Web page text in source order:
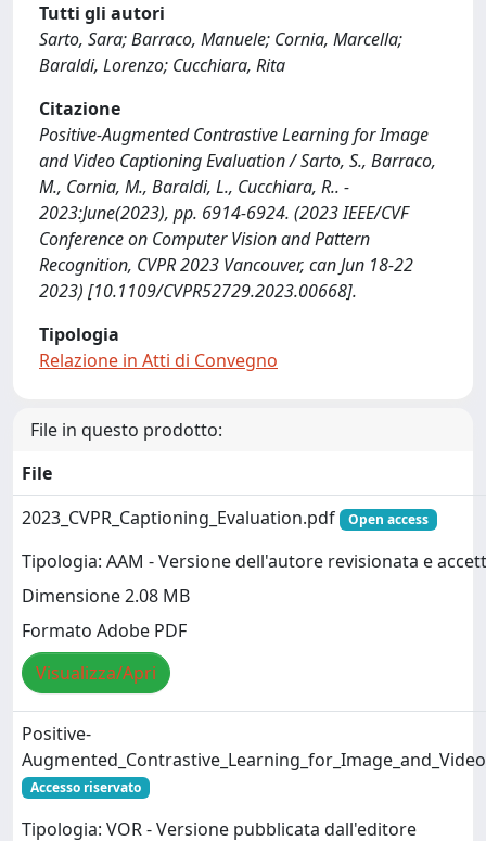
Tutti gli autori
Sarto, Sara; Barraco, Manuele; Cornia, Marcella;
Baraldi, Lorenzo; Cucchiara, Rita
Citazione
Positive-Augmented Contrastive Learning for Image
and Video Captioning Evaluation / Sarto, S., Barraco,
M., Cornia, M., Baraldi, L., Cucchiara, R.. -
2023:June(2023), pp. 6914-6924. (2023 IEEE/CVF
Conference on Computer Vision and Pattern
Recognition, CVPR 2023 Vancouver, can Jun 18-22
2023) [10.1109/CVPR52729.2023.00668].
Tipologia
Relazione in Atti di Convegno
File in questo prodotto:
File
2023_CVPR_Captioning_Evaluation.pdf
Open access
Tipologia: AAM - Versione dell'autore revisionata e
Dimensione 2.08 MB
Formato Adobe PDF
Visualizza/Apri
Positive-
Accesso riservato
Tipologia: VOR - Versione pubblicata dall'editore